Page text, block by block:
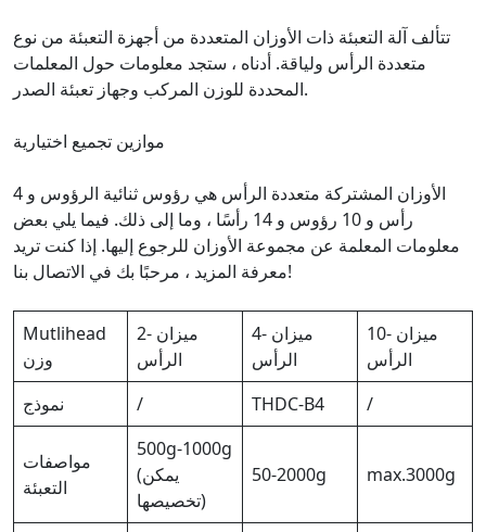
تتألف آلة التعبئة ذات الأوزان المتعددة من أجهزة التعبئة من نوع
متعددة الرأس ولياقة. أدناه ، ستجد معلومات حول المعلمات
المحددة للوزن المركب وجهاز تعبئة الصدر.
موازين تجميع اختيارية
الأوزان المشتركة متعددة الرأس هي رؤوس ثنائية الرؤوس و 4
رأس و 10 رؤوس و 14 رأسًا ، وما إلى ذلك. فيما يلي بعض
معلومات المعلمة عن مجموعة الأوزان للرجوع إليها. إذا كنت تريد
معرفة المزيد ، مرحبًا بك في الاتصال بنا!
Mutlihead
وزن
2- ميزان
الرأس
4- ميزان
الرأس
10- ميزان
الرأس
نموذج
/ THDC-B4 /
مواصفات
التعبئة
500g-1000g
(يمكن
تخصيصها)
50-2000g max.3000g